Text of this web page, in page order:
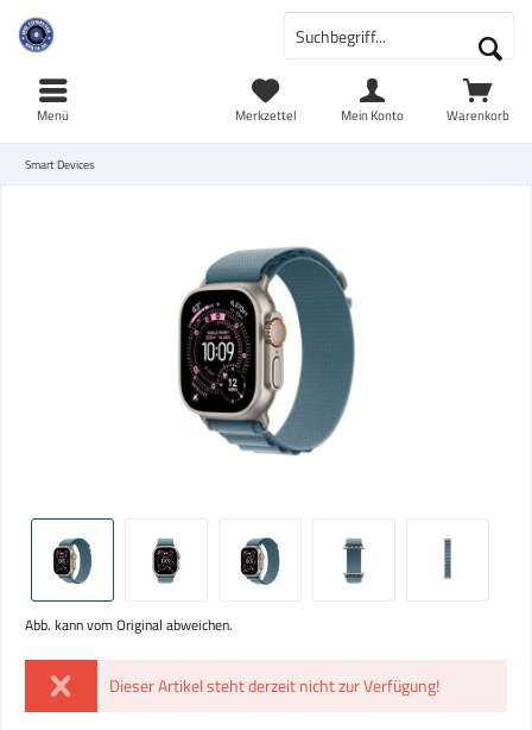
Warenkorb
Merkzettel Mein Konto
Menü
Smart Devices
Abb. kann vom Original abweichen.
Dieser Artikel steht derzeit nicht zur Verfügung!